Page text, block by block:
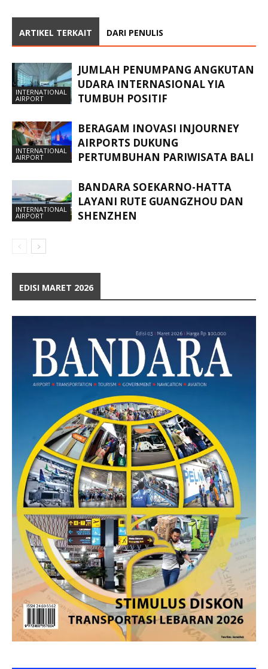
ARTIKEL TERKAIT DARI PENULIS
INTERNATIONAL
AIRPORT
JUMLAH PENUMPANG ANGKUTAN
UDARA INTERNASIONAL YIA
TUMBUH POSITIF
INTERNATIONAL
AIRPORT
BERAGAM INOVASI INJOURNEY
AIRPORTS DUKUNG
PERTUMBUHAN PARIWISATA BALI
INTERNATIONAL
AIRPORT
BANDARA SOEKARNO-HATTA
LAYANI RUTE GUANGZHOU DAN
SHENZHEN
EDISI MARET 2026